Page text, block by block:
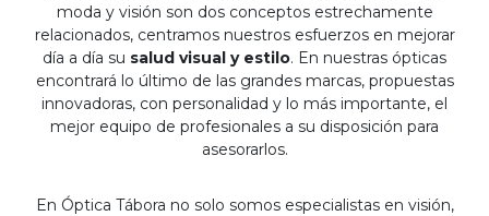
moda y visión son dos conceptos estrechamente
relacionados, centramos nuestros esfuerzos en mejorar
día a día su salud visual y estilo. En nuestras ópticas
encontrará lo último de las grandes marcas, propuestas
innovadoras, con personalidad y lo más importante, el
mejor equipo de profesionales a su disposición para
asesorarlos.
En Óptica Tábora no solo somos especialistas en visión,